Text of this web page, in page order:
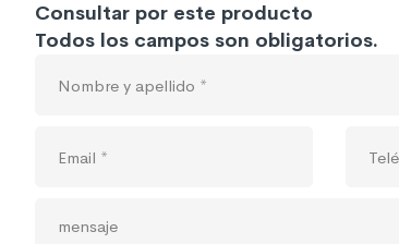
Consultar por este producto
Todos los campos son obligatorios.